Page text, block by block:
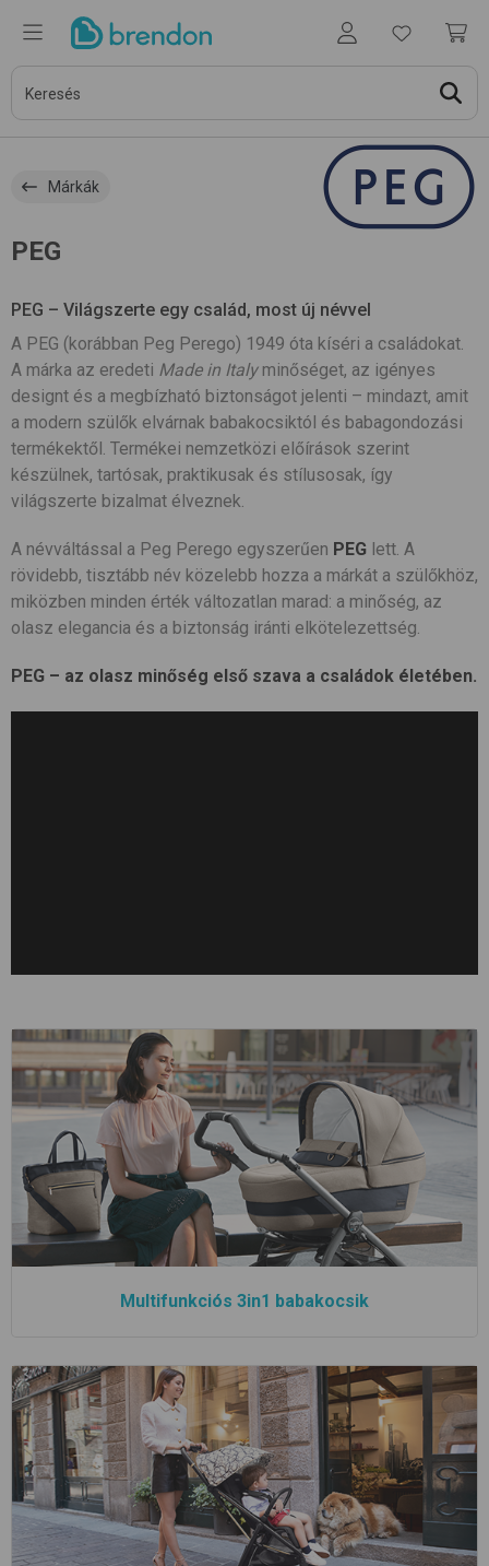
Márkák
PEG
PEG – Világszerte egy család, most új névvel
A PEG (korábban Peg Perego) 1949 óta kíséri a családokat.
A márka az eredeti Made in Italyminőséget, az igényes
designt és a megbízható biztonságot jelenti – mindazt, amit
a modern szülők elvárnak babakocsiktól és babagondozási
termékektől. Termékei nemzetközi előírások szerint
készülnek, tartósak, praktikusak és stílusosak, így
világszerte bizalmat élveznek.
A névváltással a Peg Perego egyszerűen PEG lett. A
rövidebb, tisztább név közelebb hozza a márkát a szülőkhöz,
miközben minden érték változatlan marad: a minőség, az
olasz elegancia és a biztonság iránti elkötelezettség.
PEG – az olasz minőség első szava a családok életében.
Multifunkciós 3in1 babakocsik